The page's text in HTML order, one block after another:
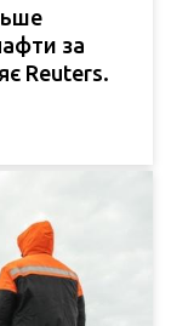
за
Reuters.